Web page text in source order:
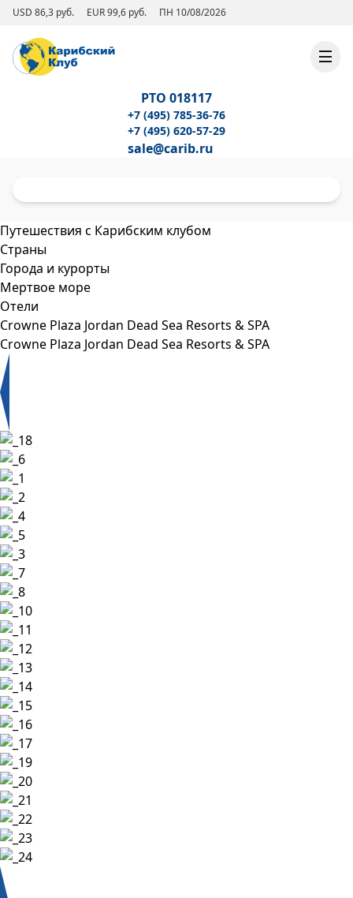
USD 86,3 руб. EUR 99,6 руб. ПН 10/08/2026
РТО 018117
+7 (495) 785-36-76
+7 (495) 620-57-29
sale@carib.ru
Путешествия с Карибским клубом
Страны
Города и курорты
Мертвое море
Отели
Crowne Plaza Jordan Dead Sea Resorts & SPA
Crowne Plaza Jordan Dead Sea Resorts & SPA